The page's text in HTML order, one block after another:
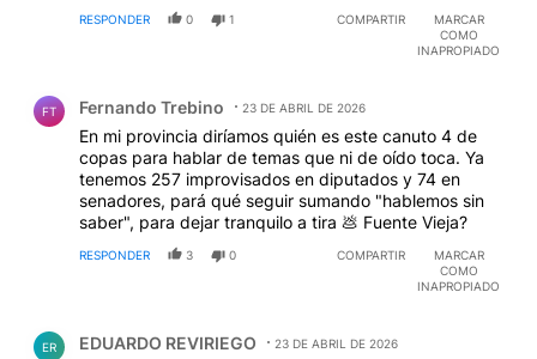
RESPONDER 0 1 COMPARTIR
MARCAR
COMO
INAPROPIADO
FT Fernando Trebino 23 DE ABRIL DE 2026
En mi provincia diríamos quién es este canuto 4 de
copas para hablar de temas que ni de oído toca. Ya
tenemos 257 improvisados en diputados y 74 en
senadores, pará qué seguir sumando "hablemos sin
saber", para dejar tranquilo a tira 💩 Fuente Vieja?
RESPONDER 3 0 COMPARTIR
MARCAR
COMO
INAPROPIADO
ER EDUARDO REVIRIEGO 23 DE ABRIL DE 2026